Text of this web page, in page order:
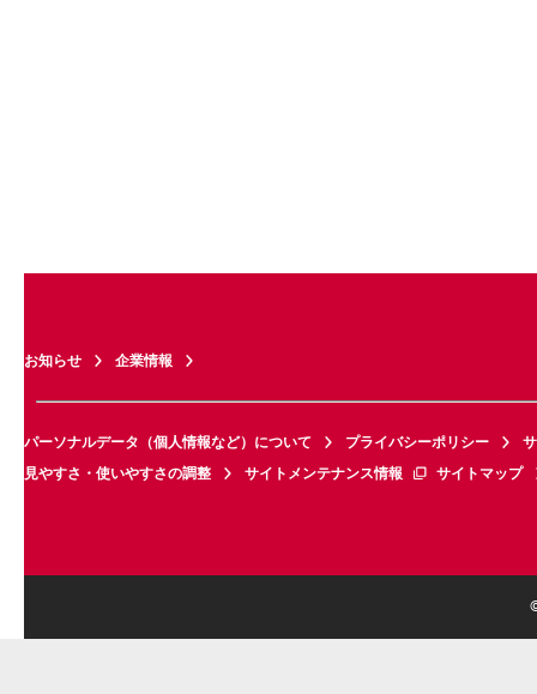
お知らせ 企業情報
パーソナルデータ（個人情報など）について プライバシーポリシー
見やすさ・使いやすさの調整
サイトメンテナンス情報 サイトマップ